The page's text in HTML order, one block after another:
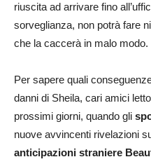
riuscita ad arrivare fino
sorveglianza, non potrà fare
che la caccerà in malo modo.
Per sapere quali
danni di Sheila, cari amici
prossimi giorni, quando gli
nuove avvincenti rivelazioni
anticipazioni straniere